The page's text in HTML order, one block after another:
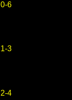
0-6
1-3
2-4